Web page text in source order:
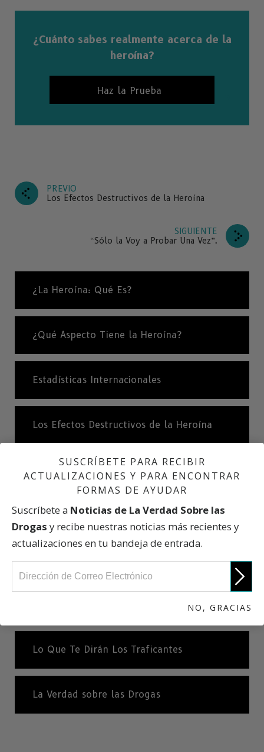
¿Cuánto sabes realmente acerca de la
heroína?
Haz la Prueba
PREVIO
Los Efectos Destructivos de la Heroína
SIGUIENTE
“Sólo la Voy a Probar Una Vez”.
¿La Heroína: Qué Es?
¿Qué Aspecto Tiene la Heroína?
Estadísticas Internacionales
Los Efectos Destructivos de la Heroína
Efectos a Largo Plazo
“Sólo la Voy a Probar Una Vez”.
Una Cuesta Muy Resbaladiza
Lo Que Te Dirán Los Traficantes
La Verdad sobre las Drogas
SUSCRÍBETE PARA RECIBIR
ACTUALIZACIONES Y PARA ENCONTRAR
FORMAS DE AYUDAR
Suscríbete a Noticias de La Verdad Sobre las
Drogas y recibe nuestras noticias más recientes y
actualizaciones en tu bandeja de entrada.
NO, GRACIAS